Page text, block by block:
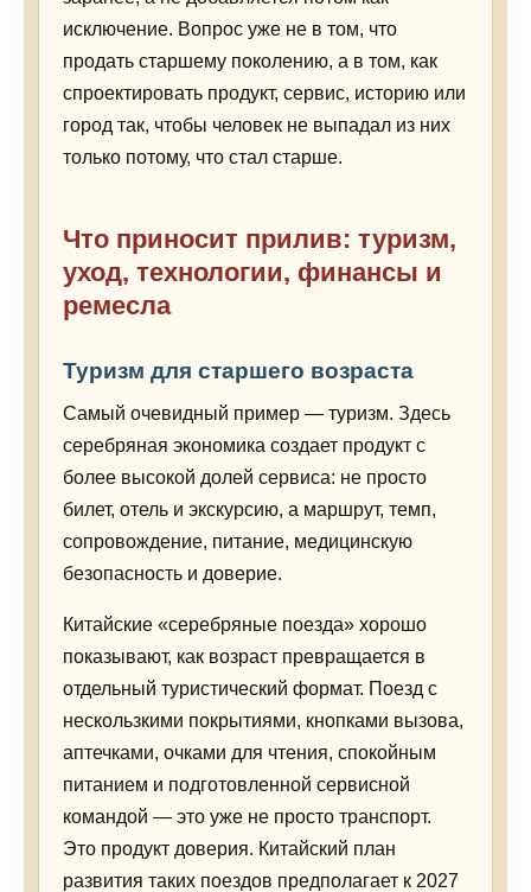
исключение. Вопрос уже не в том, что
продать старшему поколению, а в том, как
спроектировать продукт, сервис, историю или
город так, чтобы человек не выпадал из них
только потому, что стал старше.
Что приносит прилив: туризм,
уход, технологии, финансы и
ремесла
Туризм для старшего возраста
Самый очевидный пример — туризм. Здесь
серебряная экономика создает продукт с
более высокой долей сервиса: не просто
билет, отель и экскурсию, а маршрут, темп,
сопровождение, питание, медицинскую
безопасность и доверие.
Китайские «серебряные поезда» хорошо
показывают, как возраст превращается в
отдельный туристический формат. Поезд с
нескользкими покрытиями, кнопками вызова,
аптечками, очками для чтения, спокойным
питанием и подготовленной сервисной
командой — это уже не просто транспорт.
Это продукт доверия. Китайский план
развития таких поездов предполагает к 2027